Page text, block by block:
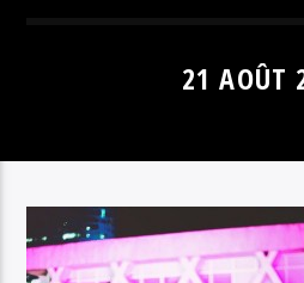
EN CE MOMENT
FALLIN' CIRCLES
21 AOÛT